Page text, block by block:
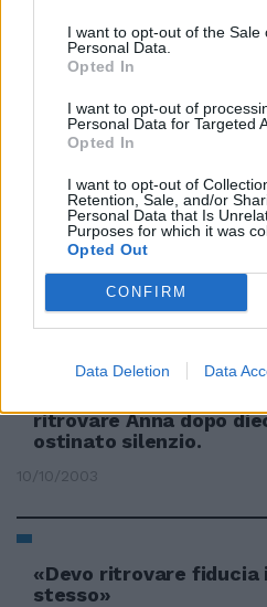
I want to opt-out of the Sale
Personal Data.
Opted In
I want to opt-out of
Personal Data for Targeted
Opted In
I want to opt-out of
Retention, Sale, and/or
Personal Data that Is
Purposes for which it was
Opted Out
CONFIRM
Data Deletion Data
sera all'Olimpico: se il
dieci riuscirà a ritrovare
I NERAZZURRI
RITROVARE LA VIA DEL
SUCCESSO (ORE 20.30,
CALCIO 1)
01/11/2003
di NANTAS
ritrovare Anna dopo
ostinato silenzio.
10/10/2003
«Devo ritrovare fiducia
stesso»